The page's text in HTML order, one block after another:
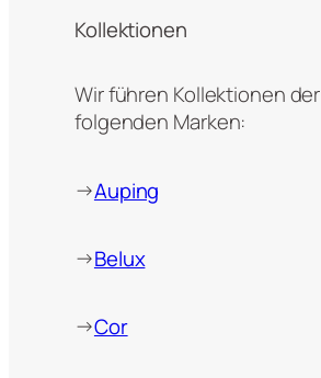
Kollektionen
Wir führen Kollektionen der
folgenden Marken:
→Auping
→Belux
→Cor